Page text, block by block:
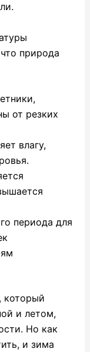
природа
от резких
влагу,
периода для
который
и летом,
Но как
и зима